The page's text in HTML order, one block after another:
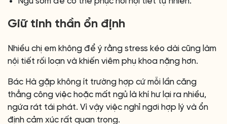
Giữ tinh thần ổn định
Nhiều chị em không để ý rằng stress kéo dài cũng làm
nội tiết rối loạn và khiến viêm phụ khoa nặng hơn.
Bác Hà gặp không ít trường hợp cứ mỗi lần căng
thẳng công việc hoặc mất ngủ là khí hư lại ra nhiều,
ngứa rát tái phát. Vì vậy việc nghỉ ngơi hợp lý và ổn
định cảm xúc rất quan trọng.